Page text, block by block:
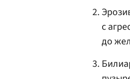
с
до